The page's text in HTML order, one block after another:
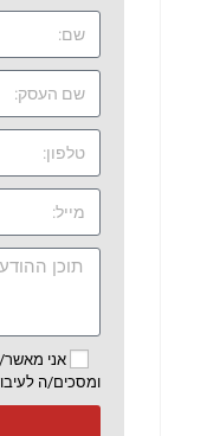
אני
ומסכים/ה